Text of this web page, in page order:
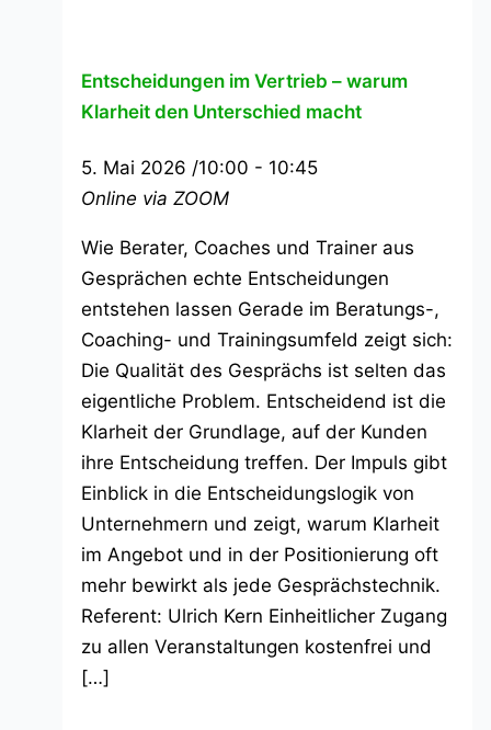
Entscheidungen im Vertrieb – warum
Klarheit den Unterschied macht
5. Mai 2026 /10:00 - 10:45
Online via ZOOM
Wie Berater, Coaches und Trainer aus
Gesprächen echte Entscheidungen
entstehen lassen Gerade im Beratungs-,
Coaching- und Trainingsumfeld zeigt sich:
Die Qualität des Gesprächs ist selten das
eigentliche Problem. Entscheidend ist die
Klarheit der Grundlage, auf der Kunden
ihre Entscheidung treffen. Der Impuls gibt
Einblick in die Entscheidungslogik von
Unternehmern und zeigt, warum Klarheit
im Angebot und in der Positionierung oft
mehr bewirkt als jede Gesprächstechnik.
Referent: Ulrich Kern Einheitlicher Zugang
zu allen Veranstaltungen kostenfrei und
[…]